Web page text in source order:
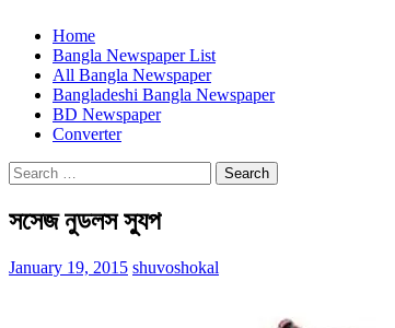
Home
Bangla Newspaper List
All Bangla Newspaper
Bangladeshi Bangla Newspaper
BD Newspaper
Converter
Search
for:
সসেজ নুডলস স্যুপ
January 19, 2015 shuvoshokal